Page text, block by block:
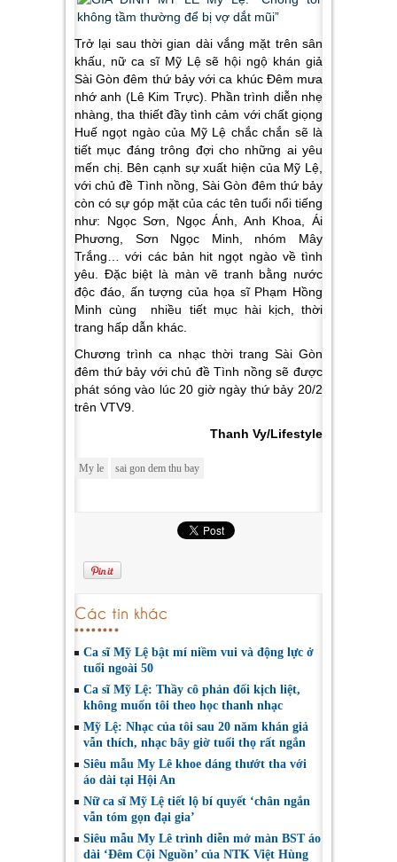
Trở lại sau thời gian dài vắng mặt trên sân
khấu, nữ ca sĩ Mỹ Lệ sẽ hội ngộ khán giả
Sài Gòn đêm thứ bảyvới ca khúc Đêm mưa
nhớ anh (Lê Kim Trực). Phần trình diễn nhẹ
nhàng, tha thiết đầy tình cảm với chất giọng
Huế ngọt ngào của Mỹ Lệ chắc chắn sẽ là
tiết mục đáng trông đợi cho những ai yêu
mến chị. Bên cạnh sự xuất hiện của Mỹ Lệ,
với chủ đề Tình nồng ,Sài Gòn đêm thứ bảy
còn có sự góp mặt của các tên tuổi nổi tiếng
như: Ngọc Sơn, Ngọc Ánh, Anh Khoa, Ái
Phương, Sơn Ngọc Minh, nhóm Mây
Trắng… với các bản hit ngọt ngào về tình
yêu. Đặc biệt là màn vẽ tranh bằng nước
độc đáo, ấn tượng của họa sĩ Phạm Hồng
Minh cùng nhiều tiết mục hài kịch, thời
trang hấp dẫn khác.
Chương trình ca nhạc thời trang Sài Gòn
đêm thứ bảy với chủ đềTình nồng sẽ được
phát sóng vào lúc 20 giờ ngày thứ bảy 20/2
trên VTV9.
Thanh Vy/Lifestyle
My le sai gon dem thu bay
Các tin khác
Ca sĩ Mỹ Lệ bật mí niềm vui và động lực ở
tuổi ngoài 50
Ca sĩ Mỹ Lệ: Thầy cô phản đối kịch liệt,
không muốn tôi theo học thanh nhạc
Mỹ Lệ: Nhạc của tôi sau 20 năm khán giả
vẫn thích, nhạc bây giờ tuổi thọ rất ngắn
Siêu mẫu My Lê khoe dáng thướt tha với
áo dài tại Hội An
Nữ ca sĩ Mỹ Lệ tiết lộ bí quyết ‘chân ngắn
vẫn tóm gọn đại gia’
Siêu mẫu My Lê trình diễn mở màn BST áo
dài ‘Đêm Cội Nguồn’ của NTK Việt Hùng